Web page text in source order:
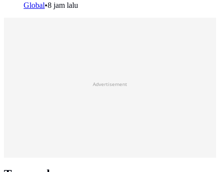
Global•8 jam lalu
Advertisement